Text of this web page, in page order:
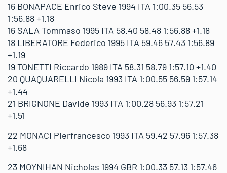
16 BONAPACE Enrico Steve 1994 ITA 1:00.35 56.53
1:56.88 +1.18
16 SALA Tommaso 1995 ITA 58.40 58.48 1:56.88 +1.18
18 LIBERATORE Federico 1995 ITA 59.46 57.43 1:56.89
+1.19
19 TONETTI Riccardo 1989 ITA 58.31 58.79 1:57.10 +1.40
20 QUAQUARELLI Nicola 1993 ITA 1:00.55 56.59 1:57.14
+1.44
21 BRIGNONE Davide 1993 ITA 1:00.28 56.93 1:57.21
+1.51
22 MONACI Pierfrancesco 1993 ITA 59.42 57.96 1:57.38
+1.68
23 MOYNIHAN Nicholas 1994 GBR 1:00.33 57.13 1:57.46